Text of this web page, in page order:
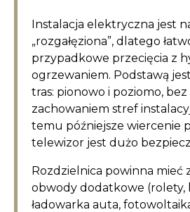
Instalacja elektryczna jest
„rozgałęziona”, dlatego
przypadkowe przecięcia z
ogrzewaniem. Podstawą
tras: pionowo i poziomo, bez
zachowaniem stref
temu późniejsze wiercenie
telewizor jest dużo
Rozdzielnica powinna mieć
obwody dodatkowe (rolety,
ładowarka auta,